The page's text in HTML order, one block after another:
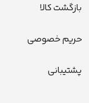
بازگشت کالا
حریم خصوصی
پشتیبانی